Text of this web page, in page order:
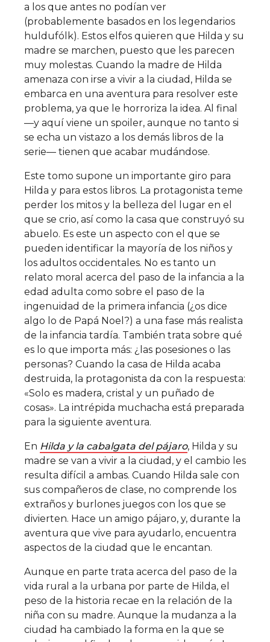
a los que antes no podían ver
(probablemente basados en los legendarios
huldufólk). Estos elfos quieren que Hilda y su
madre se marchen, puesto que les parecen
muy molestas. Cuando la madre de Hilda
amenaza con irse a vivir a la ciudad, Hilda se
embarca en una aventura para resolver este
problema, ya que le horroriza la idea. Al final
—y aquí viene un spoiler, aunque no tanto si
se echa un vistazo a los demás libros de la
serie— tienen que acabar mudándose.
Este tomo supone un importante giro para
Hilda y para estos libros. La protagonista teme
perder los mitos y la belleza del lugar en el
que se crio, así como la casa que construyó su
abuelo. Es este un aspecto con el que se
pueden identificar la mayoría de los niños y
los adultos occidentales. No es tanto un
relato moral acerca del paso de la infancia a la
edad adulta como sobre el paso de la
ingenuidad de la primera infancia (¿os dice
algo lo de Papá Noel?) a una fase más realista
de la infancia tardía. También trata sobre qué
es lo que importa más: ¿las posesiones o las
personas? Cuando la casa de Hilda acaba
destruida, la protagonista da con la respuesta:
«Solo es madera, cristal y un puñado de
cosas». La intrépida muchacha está preparada
para la siguiente aventura.
En Hilda y la cabalgata del pájaro, Hilda y su
madre se van a vivir a la ciudad, y el cambio les
resulta difícil a ambas. Cuando Hilda sale con
sus compañeros de clase, no comprende los
extraños y burlones juegos con los que se
divierten. Hace un amigo pájaro, y, durante la
aventura que vive para ayudarlo, encuentra
aspectos de la ciudad que le encantan.
Aunque en parte trata acerca del paso de la
vida rural a la urbana por parte de Hilda, el
peso de la historia recae en la relación de la
niña con su madre. Aunque la mudanza a la
ciudad ha cambiado la forma en la que se